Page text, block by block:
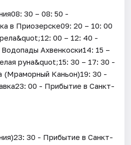
30 – 08: 50 -
в Приозерске09: 20 – 10: 00
00 – 12: 40 -
Ахвенкоски14: 15 –
руна&quot;15: 30 – 17: 30 -
(Мраморный Каньон)19: 30 -
00 - Прибытие в Санкт-
30 - Прибытие в Санкт-